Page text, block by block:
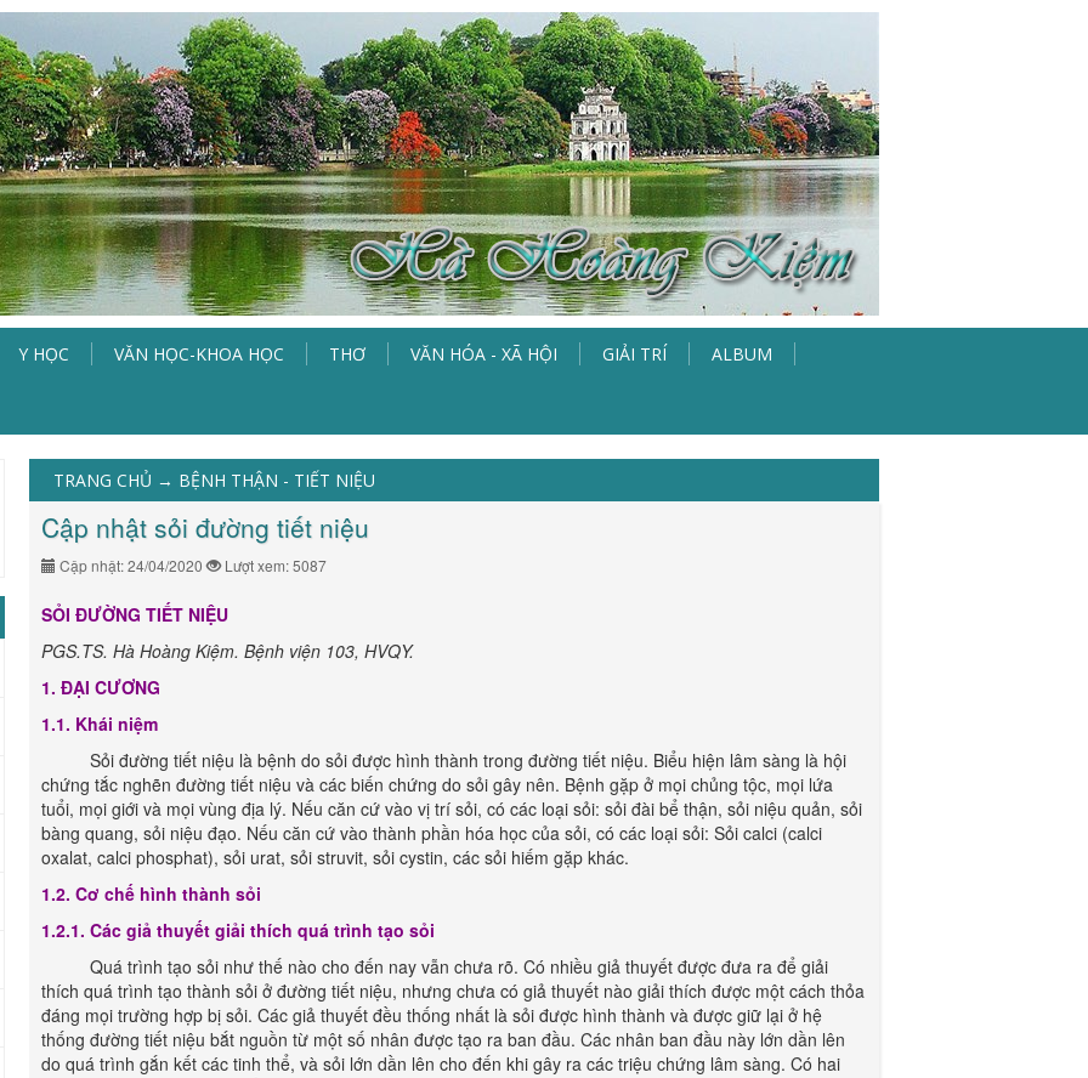
Y HỌC VĂN HỌC-KHOA HỌC THƠ VĂN HÓA - XÃ HỘI GIẢI TRÍ ALBUM
TRANG CHỦ → BỆNH THẬN - TIẾT NIỆU
Cập nhật sỏi đường tiết niệu
Cập nhật: 24/04/2020 Lượt xem: 5087
SỎI ĐƯỜNG TIẾT NIỆU
PGS.TS. Hà Hoàng Kiệm. Bệnh viện 103, HVQY.
1. ĐẠI CƯƠNG
1.1. Khái niệm
Sỏi đường tiết niệu là bệnh do sỏi được hình thành trong đường tiết niệu. Biểu hiện lâm sàng là hội
chứng tắc nghẽn đường tiết niệu và các biến chứng do sỏi gây nên. Bệnh gặp ở mọi chủng tộc, mọi lứa
tuổi, mọi giới và mọi vùng địa lý. Nếu căn cứ vào vị trí sỏi, có các loại sỏi: sỏi đài bể thận, sỏi niệu quản, sỏi
bàng quang, sỏi niệu đạo. Nếu căn cứ vào thành phần hóa học của sỏi, có các loại sỏi: Sỏi calci (calci
oxalat, calci phosphat), sỏi urat, sỏi struvit, sỏi cystin, các sỏi hiếm gặp khác.
1.2. Cơ chế hình thành sỏi
1.2.1. Các giả thuyết giải thích quá trình tạo sỏi
Quá trình tạo sỏi như thế nào cho đến nay vẫn chưa rõ. Có nhiều giả thuyết được đưa ra để giải
thích quá trình tạo thành sỏi ở đường tiết niệu, nhưng chưa có giả thuyết nào giải thích được một cách thỏa
đáng mọi trường hợp bị sỏi. Các giả thuyết đều thống nhất là sỏi được hình thành và được giữ lại ở hệ
thống đường tiết niệu bắt nguồn từ một số nhân được tạo ra ban đầu. Các nhân ban đầu này lớn dần lên
do quá trình gắn kết các tinh thể, và sỏi lớn dần lên cho đến khi gây ra các triệu chứng lâm sàng. Có hai